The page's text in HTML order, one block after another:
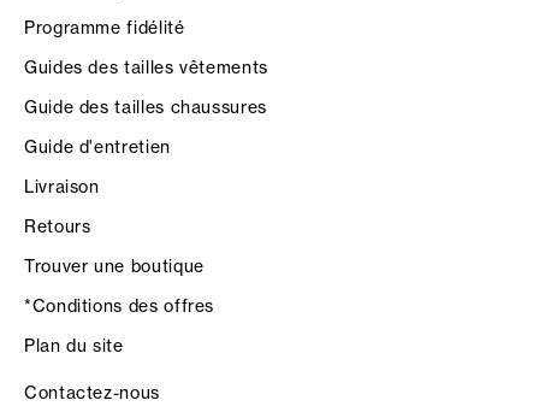
Programme fidélité
Guides des tailles vêtements
Guide des tailles chaussures
Guide d'entretien
Livraison
Retours
Trouver une boutique
*Conditions des offres
Plan du site
Contactez-nous